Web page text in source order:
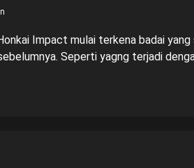
Impact mulai terkena badai yang
Seperti yagng terjadi